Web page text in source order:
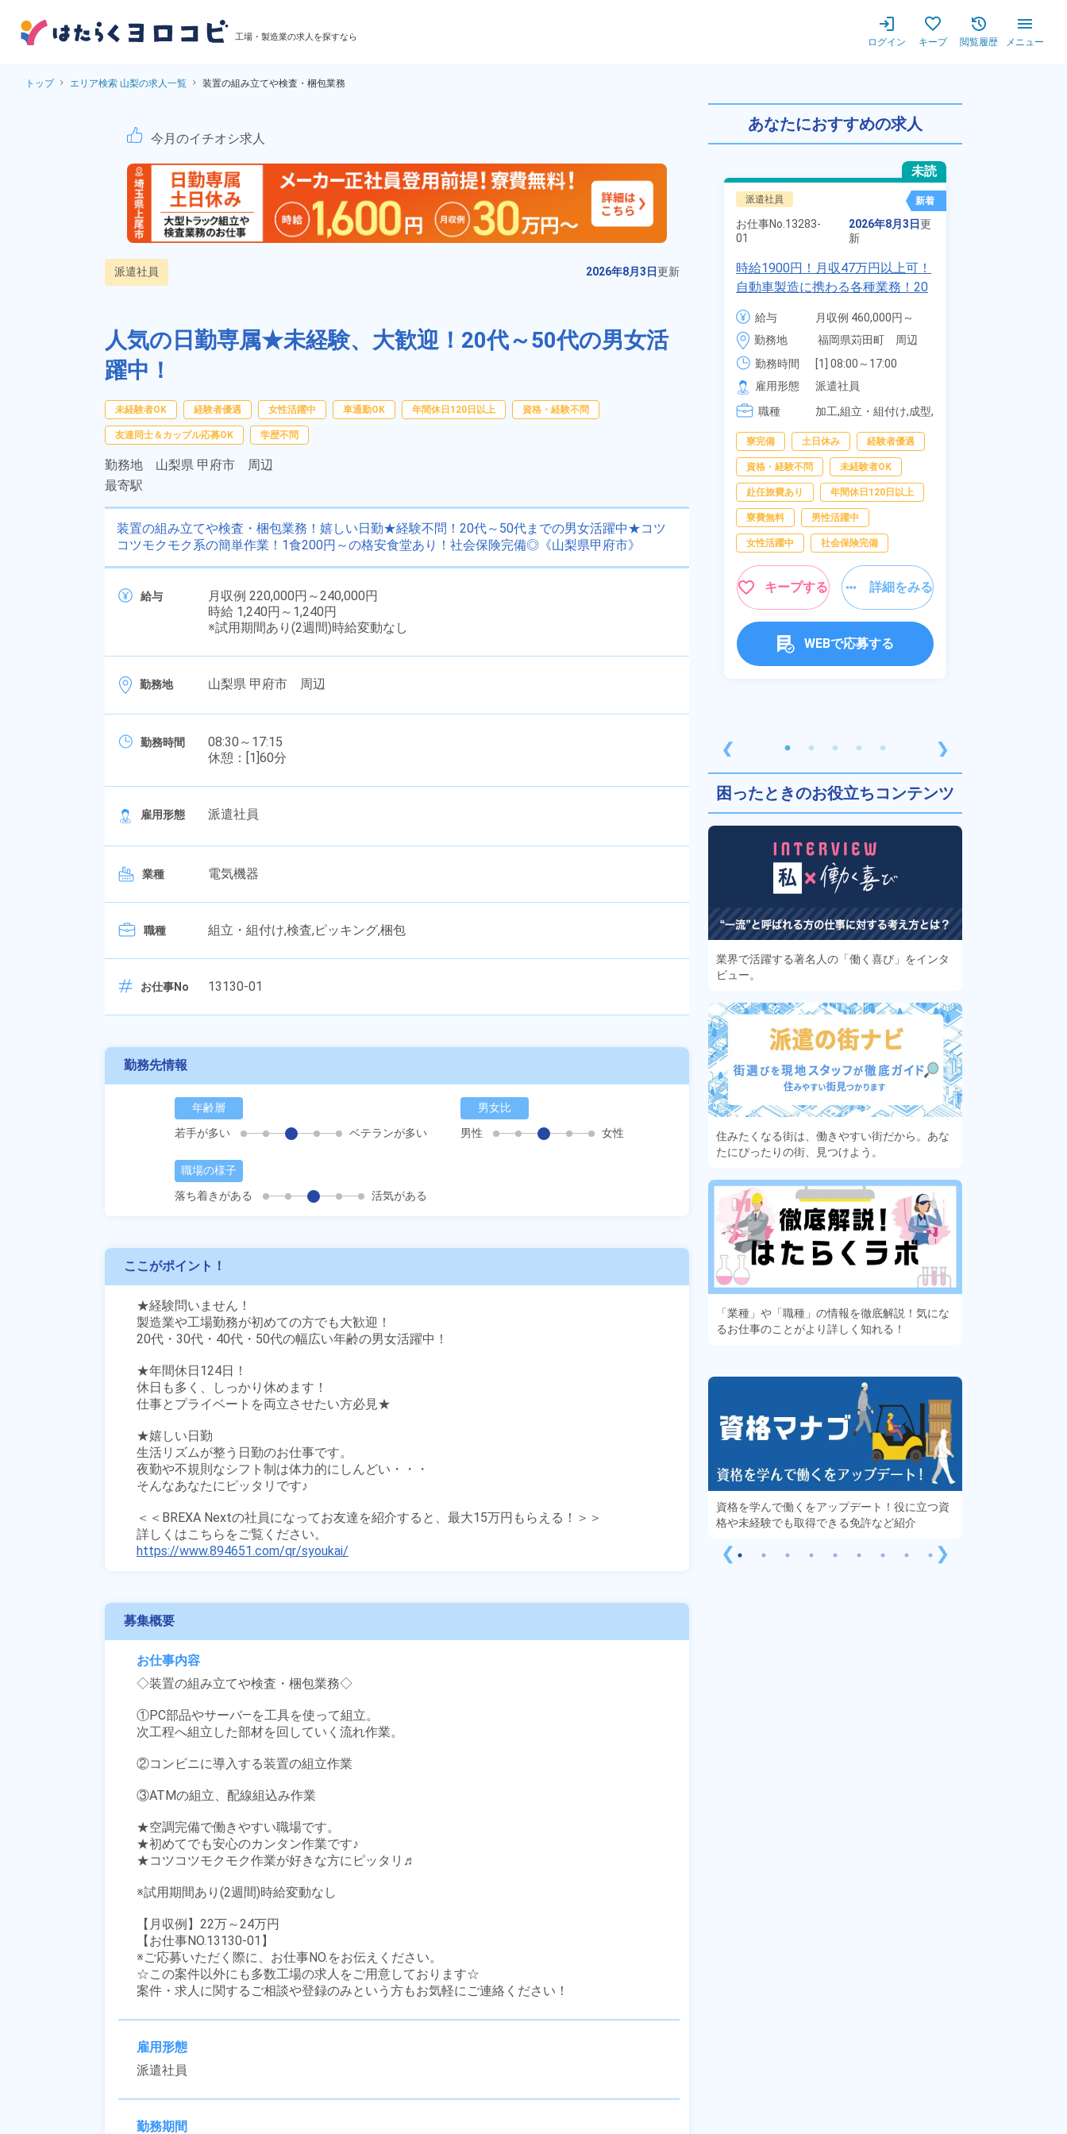
工場・製造業の求人を探すなら ログイン キープ 閲覧履歴 メニュー
トップ エリア検索 山梨の求人一覧 装置の組み立てや検査・梱包業務
装置の組み立てや検査・梱包業務！嬉しい日勤★経験不問！20代～50代までの
今月のイチオシ求人
派遣社員 2026年8月3日更新
人気の日勤専属★未経験、大歓迎！20代～50代の男女活
躍中！
未経験者OK 経験者優遇 女性活躍中 車通勤OK 年間休日120日以上 資格・経験不問
友達同士＆カップル応募OK 学歴不問
勤務地 山梨県 甲府市 周辺
最寄駅
装置の組み立てや検査・梱包業務！嬉しい日勤★経験不問！20代～50代までの男女活躍中★コツ
コツモクモク系の簡単作業！1食200円～の格安食堂あり！社会保険完備◎《山梨県甲府市》
給与
月収例 220,000円～240,000円
時給 1,240円～1,240円
※試用期間あり(2週間)時給変動なし
勤務地 山梨県 甲府市 周辺
勤務時間
08:30～17:15
休憩：[1]60分
雇用形態 派遣社員
業種 電気機器
職種 組立・組付け,検査,ピッキング,梱包
お仕事No 13130-01
勤務先情報
年齢層
若手が多い
ベテランが多い
男女比
男性
女性
職場の様子
落ち着きがある
活気がある
ここがポイント！
★経験問いません！
製造業や工場勤務が初めての方でも大歓迎！
20代・30代・40代・50代の幅広い年齢の男女活躍中！
★年間休日124日！
休日も多く、しっかり休めます！
仕事とプライベートを両立させたい方必見★
★嬉しい日勤
生活リズムが整う日勤のお仕事です。
夜勤や不規則なシフト制は体力的にしんどい・・・
そんなあなたにピッタリです♪
＜＜BREXA Nextの社員になってお友達を紹介すると、最大15万円もらえる！＞＞
https://www.894651.com/qr/syoukai/
募集概要
お仕事内容
◇装置の組み立てや検査・梱包業務◇
①PC部品やサーバ―を工具を使って組立。
次工程へ組立した部材を回していく流れ作業。
②コンビニに導入する装置の組立作業
③ATMの組立、配線組込み作業
★空調完備で働きやすい職場です。
★初めてでも安心のカンタン作業です♪
★コツコツモクモク作業が好きな方にピッタリ♬
※試用期間あり(2週間)時給変動なし
【月収例】22万～24万円
【お仕事NO.13130-01】
※ご応募いただく際に、お仕事NO.をお伝えください。
☆この案件以外にも多数工場の求人をご用意しております☆
案件・求人に関するご相談や登録のみという方もお気軽にご連絡ください！
雇用形態
派遣社員
勤務期間
あなたにおすすめの求人
❮
未読
派遣社員
お仕事No.13159-
01
2026年8月3日
半導体製造装置の組立や検査！未
経験歓迎★20代～30代の男女活躍
駐車場あり！正社員登用あり！
280,000円
時給 1,400円～1,400円
勤務地
熊本県大津町　周辺
職種
組立・組付け,部品供
給・充填・運搬,検査,ピ
社会保険完備 土日祝休み
女性活躍中
未読
派遣社員 新着
お仕事No. 13283-
01
2026年8月3日更
新
時給1900円！月収47万円以上可！
自動車製造に携わる各種業務！20
代～40代の男女活躍中★ワンルー
ム寮無料！マイカー通勤OK！無料
駐車場あり！赴任旅費会社負担！
社員食堂あり！日払いあり！土日
休み！特別賞与90万円支給！《福
岡県京都郡苅田町》
給与
月収例 460,000円～
480,000円
時給 1,900円～1,900円
勤務地
福岡県苅田町　周辺
勤務時間
[1] 08:00～17:00
[2] 20:00～05:00
[3] 06:30～15:00
[4] 14:30～23:00
雇用形態
派遣社員
職種
加工,組立・組付け,成型,
オペレーター,部品供
給・充填・運搬,検査,物
流・配送
寮完備 土日休み 経験者優遇
資格・経験不問 未経験者OK
赴任旅費あり 年間休日120日以上
寮費無料 男性活躍中
女性活躍中 社会保険完備
キープする 詳細をみる
WEBで応募する
❯
困ったときのお役立ちコンテンツ
業界で活躍する著名人の「働く喜び」をインタ
ビュー。
住みたくなる街は、働きやすい街だから。あな
たにぴったりの街、見つけよう。
「業種」や「職種」の情報を徹底解説！気にな
るお仕事のことがより詳しく知れる！
❮
に！？ディープな世界にあなたもきっとハマる
資格を学んで働くをアップデート！役に立つ資
格や未経験でも取得できる免許など紹介
❯